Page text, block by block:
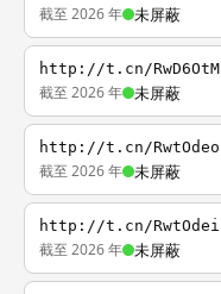
截至 2026 年 未屏蔽
http://t.cn/RwD6OtM
截至 2026 年 未屏蔽
http://t.cn/RwtOdeo
截至 2026 年 未屏蔽
http://t.cn/RwtOdei
截至 2026 年 未屏蔽